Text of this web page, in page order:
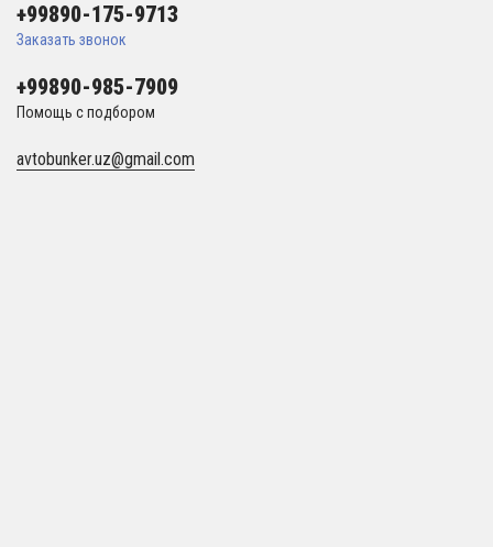
+99890-175-9713
Заказать звонок
+99890-985-7909
Помощь с подбором
avtobunker.uz@gmail.com